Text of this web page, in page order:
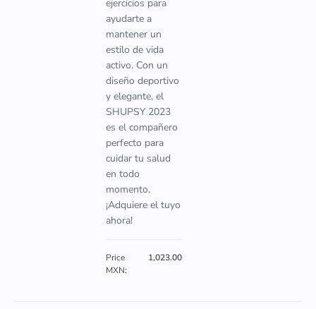
ejercicios para
ayudarte a
mantener un
estilo de vida
activo. Con un
diseño deportivo
y elegante, el
SHUPSY 2023
es el compañero
perfecto para
cuidar tu salud
en todo
momento.
¡Adquiere el tuyo
ahora!
Price
MXN:
1,023.00